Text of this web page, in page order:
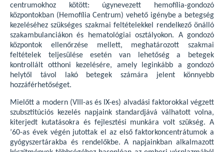
centrumokhoz kötött: úgynevezett hemofília-gondozó
központokban (Hemofília Centrum) vehető igénybe a betegség
kezeléséhez szükséges szakmai feltételekkel rendelkező önálló
szakambulanciákon és hematológiai osztályokon. A gondozó
központok ellenőrzése mellett, meghatározott szakmai
feltételek teljesülése esetén van lehetőség a betegek
kontrollált otthoni kezelésére, amely leginkább a gondozó
helytől távol lakó betegek számára jelent könnyebb
hozzáférhetőséget.
Mielőtt a modern (VIII-as és IX-es) alvadási faktorokkal végzett
szubsztitúciós kezelés napjaink standardjává válhatott volna,
kiterjedt kutatásokra és fejlesztési munkára volt szükség. A
’60-as évek végén jutottak el az első faktorkoncentrátumok a
gyógyszertárakba és rendelőkbe. A napjainkban alkalmazott